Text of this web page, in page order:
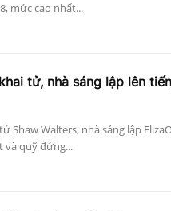
mức cao nhất...
tử, nhà sáng lập lên
Shaw Walters, nhà sáng lập
và quỹ đứng...